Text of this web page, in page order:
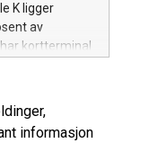
K ligger
av
kortterminal
til elbil
informasjon